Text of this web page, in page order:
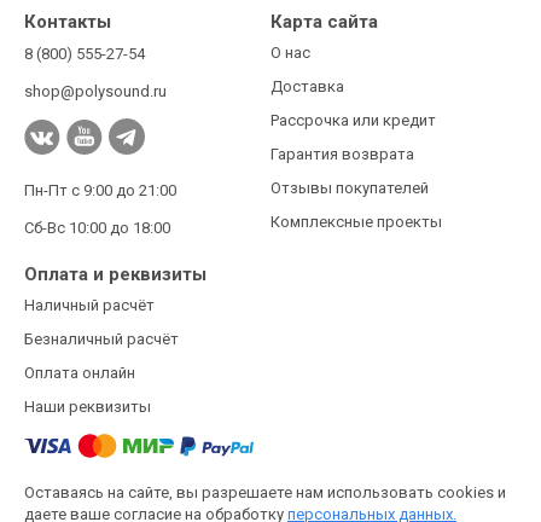
Контакты
8 (800) 555-27-54
shop@polysound.ru
Пн-Пт с 9:00 до 21:00
Сб-Вс 10:00 до 18:00
Карта сайта
О нас
Доставка
Рассрочка или кредит
Гарантия возврата
Отзывы покупателей
Комплексные проекты
Оплата и реквизиты
Наличный расчёт
Безналичный расчёт
Оплата онлайн
Наши реквизиты
Оставаясь на сайте, вы разрешаете нам использовать cookies и
даете ваше согласие на обработку персональных данных.